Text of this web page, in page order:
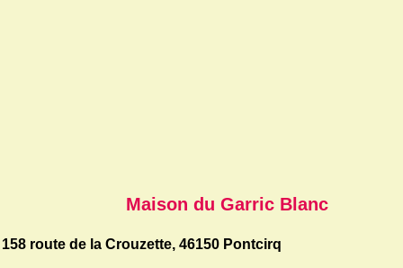
Maison du Garric Blanc
158 route de la Crouzette, 46150 Pontcirq